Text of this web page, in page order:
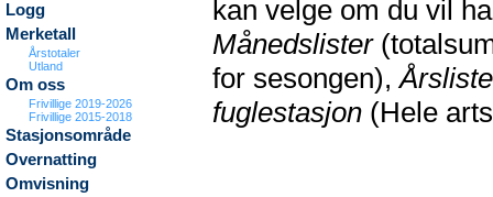
Logg
Merketall
Årstotaler
Utland
Om oss
Frivillige 2019-2026
Frivillige 2015-2018
Stasjonsområde
Overnatting
Omvisning
kan velge om du vil
Månedslister
for sesongen),
fuglestasjon (Hele